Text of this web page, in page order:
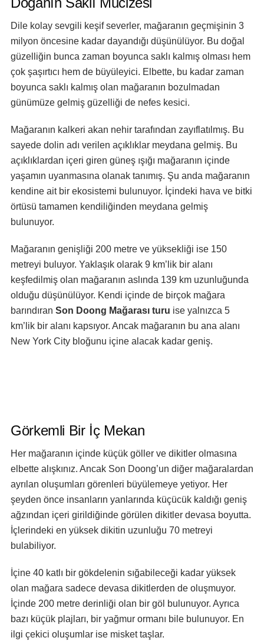
Dile kolay sevgili keşif severler, mağaranın geçmişinin 3
milyon öncesine kadar dayandığı düşünülüyor. Bu doğal
güzelliğin bunca zaman boyunca saklı kalmış olması hem
çok şaşırtıcı hem de büyüleyici. Elbette, bu kadar zaman
boyunca saklı kalmış olan mağaranın bozulmadan
günümüze gelmiş güzelliği de nefes kesici.
Mağaranın kalkeri akan nehir tarafından zayıflatılmış. Bu
sayede dolin adı verilen açıklıklar meydana gelmiş. Bu
açıklıklardan içeri giren güneş ışığı mağaranın içinde
yaşamın uyanmasına olanak tanımış. Şu anda mağaranın
kendine ait bir ekosistemi bulunuyor. İçindeki hava ve bitki
örtüsü tamamen kendiliğinden meydana gelmiş
bulunuyor.
Mağaranın genişliği 200 metre ve yüksekliği ise 150
metreyi buluyor. Yaklaşık olarak 9 km’lik bir alanı
keşfedilmiş olan mağaranın aslında 139 km uzunluğunda
olduğu düşünülüyor. Kendi içinde de birçok mağara
barındıran Son Doong Mağarası turu ise yalnızca 5
km’lik bir alanı kapsıyor. Ancak mağaranın bu ana alanı
New York City bloğunu içine alacak kadar geniş.
Görkemli Bir İç Mekan
Her mağaranın içinde küçük göller ve dikitler olmasına
elbette alışkınız. Ancak Son Doong’un diğer mağaralardan
ayrılan oluşumları görenleri büyülemeye yetiyor. Her
şeyden önce insanların yanlarında küçücük kaldığı geniş
ağzından içeri girildiğinde görülen dikitler devasa boyutta.
İçlerindeki en yüksek dikitin uzunluğu 70 metreyi
bulabiliyor.
İçine 40 katlı bir gökdelenin sığabileceği kadar yüksek
olan mağara sadece devasa dikitlerden de oluşmuyor.
İçinde 200 metre derinliği olan bir göl bulunuyor. Ayrıca
bazı küçük plajları, bir yağmur ormanı bile bulunuyor. En
ilgi çekici oluşumlar ise misket taşlar.